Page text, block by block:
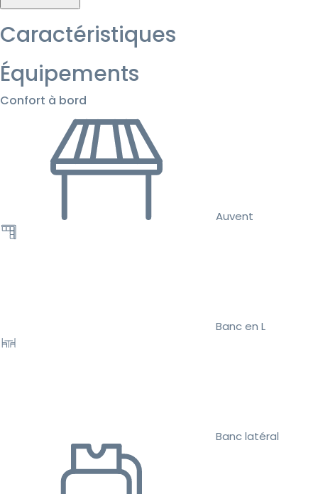
Caractéristiques
Équipements
Confort à bord
Auvent
Banc en L
Banc latéral